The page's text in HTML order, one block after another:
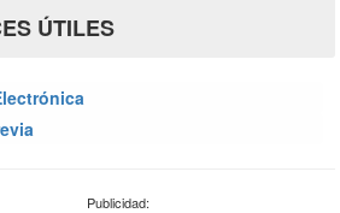
ÚTILES
Publicidad: